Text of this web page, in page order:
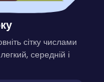
сітку числами
середній і